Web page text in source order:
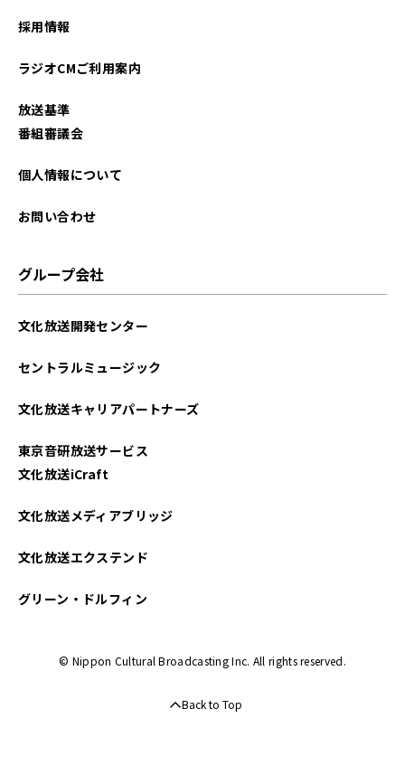
採用情報
ラジオCMご利用案内
放送基準
番組審議会
個人情報について
お問い合わせ
グループ会社
文化放送開発センター
セントラルミュージック
文化放送キャリアパートナーズ
東京音研放送サービス
文化放送iCraft
文化放送メディアブリッジ
文化放送エクステンド
グリーン・ドルフィン
© Nippon Cultural Broadcasting Inc. All rights reserved.
Back to Top